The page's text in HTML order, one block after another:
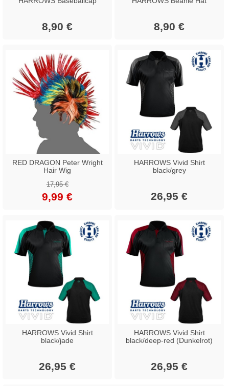
8,90 € 8,90 €
RED DRAGON Peter Wright
Hair Wig
17,95 €
9,99 €
HARROWS Vivid Shirt
black/grey
26,95 €
HARROWS Vivid Shirt
black/jade
26,95 €
HARROWS Vivid Shirt
black/deep-red (Dunkelrot)
26,95 €